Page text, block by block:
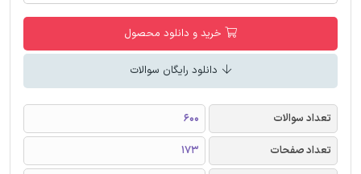
خرید و دانلود محصول
دانلود رایگان سوالات
تعداد سوالات
600
تعداد صفحات
173